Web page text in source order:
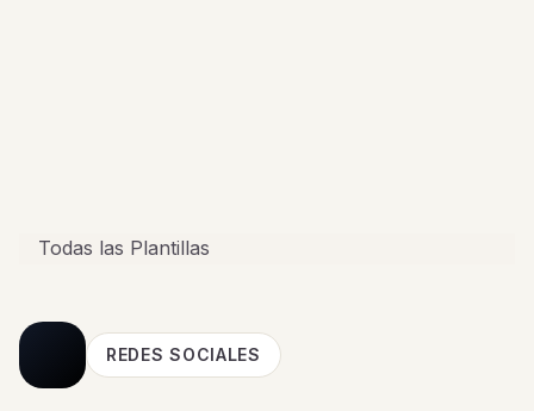
Todas las Plantillas
REDES SOCIALES